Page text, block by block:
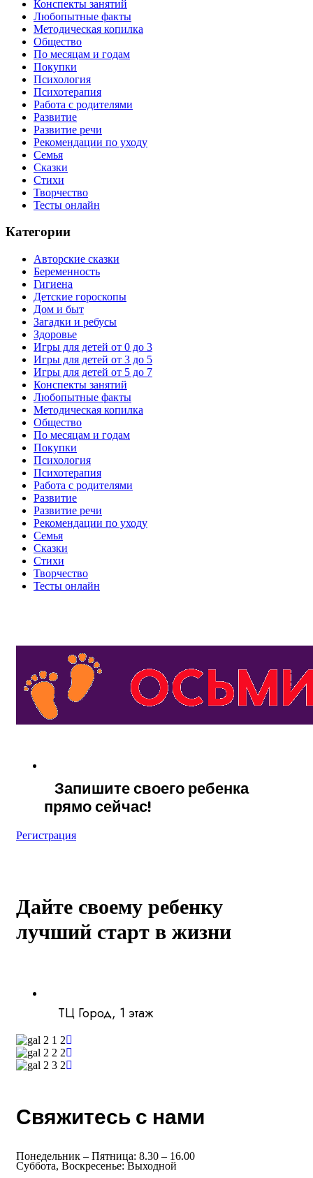
Конспекты занятий
Любопытные факты
Методическая копилка
Общество
По месяцам и годам
Покупки
Психология
Психотерапия
Работа с родителями
Развитие
Развитие речи
Рекомендации по уходу
Семья
Сказки
Стихи
Творчество
Тесты онлайн
Категории
Авторские сказки
Беременность
Гигиена
Детские гороскопы
Дом и быт
Загадки и ребусы
Здоровье
Игры для детей от 0 до 3
Игры для детей от 3 до 5
Игры для детей от 5 до 7
Конспекты занятий
Любопытные факты
Методическая копилка
Общество
По месяцам и годам
Покупки
Психология
Психотерапия
Работа с родителями
Развитие
Развитие речи
Рекомендации по уходу
Семья
Сказки
Стихи
Творчество
Тесты онлайн
Запишите своего ребенка
прямо сейчас!
Регистрация
Дайте своему ребенку
лучший старт в жизни
ТЦ Город, 1 этаж
Свяжитесь с нами
Понедельник – Пятница: 8.30 – 16.00
Суббота, Воскресенье: Выходной